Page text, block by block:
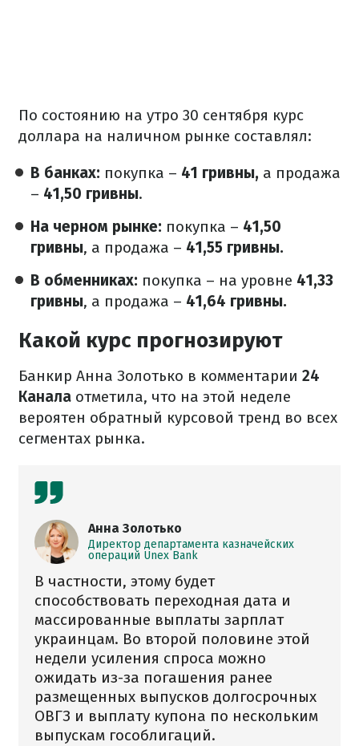
По состоянию на утро 30 сентября курс
доллара на наличном рынке составлял:
В банках: покупка – 41 гривны, а продажа
– 41,50 гривны.
На черном рынке: покупка – 41,50
гривны, а продажа – 41,55 гривны.
В обменниках: покупка – на уровне 41,33
гривны, а продажа – 41,64 гривны.
Какой курс прогнозируют
Банкир Анна Золотько в комментарии 24
Канала отметила, что на этой неделе
вероятен обратный курсовой тренд во всех
сегментах рынка.
Анна Золотько
Директор департамента казначейских
операций Unex Bank
В частности, этому будет
способствовать переходная дата и
массированные выплаты зарплат
украинцам. Во второй половине этой
недели усиления спроса можно
ожидать из-за погашения ранее
размещенных выпусков долгосрочных
ОВГЗ и выплату купона по нескольким
выпускам гособлигаций.